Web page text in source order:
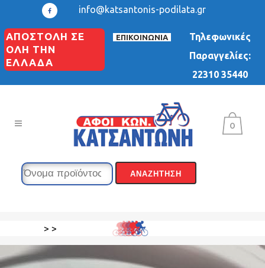
info@katsantonis-podilata.gr
ΑΠΟΣΤΟΛΗ ΣΕ
ΟΛΗ ΤΗΝ
ΕΛΛΑΔΑ
ΕΠΙΚΟΙΝΩΝΙΑ
Τηλεφωνικές
Παραγγελίες:
22310 35440
0
> >